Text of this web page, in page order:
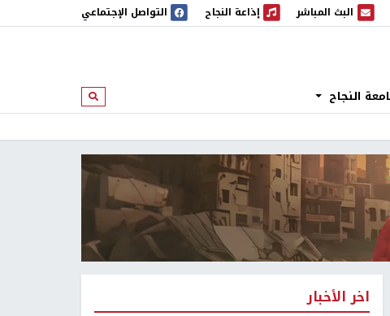
البث المباشر
البث المباشر إذاعة النجاح
إذاعة النجاح التواصل الإجتماعي
النجاح ابحث
اخر الأخبار